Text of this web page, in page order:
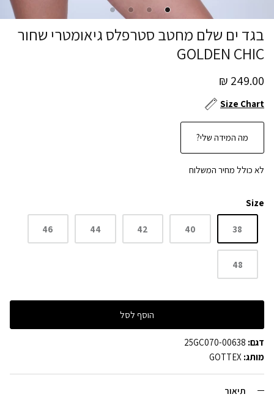
בגד ים שלם מחטב סטרפלס גיאומטרי שחור
GOLDEN CHIC
249.00 ₪
Size Chart
מה המידה שלי?
לא כולל מחיר המשלוח
Size
38
40
42
44
46
48
הוסף לסל
דגם: 25GC070-00638
מותג: GOTTEX
תיאור